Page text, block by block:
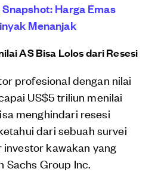
Snapshot: Harga Emas
Menanjak
AS Bisa Lolos dari Resesi
profesional dengan nilai
US$5 triliun menilai
menghindari resesi
dari sebuah survei
kawakan yang
Sachs Group Inc.